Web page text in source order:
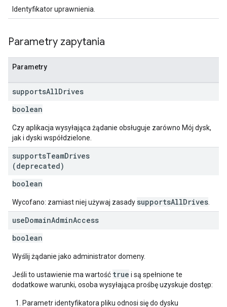
Identyfikator uprawnienia.
Parametry zapytania
Parametry
supportsAllDrives
boolean
Czy aplikacja wysyłająca żądanie obsługuje zarówno Mój dysk,
jak i dyski współdzielone.
supportsTeamDrives
(deprecated)
boolean
Wycofano: zamiast niej używaj zasady supportsAllDrives
useDomainAdminAccess
boolean
Wyślij żądanie jako administrator domeny.
Jeśli to ustawienie ma wartość true i są spełnione te
dodatkowe warunki, osoba wysyłająca prośbę uzyskuje dostęp:
Parametr identyfikatora pliku odnosi się do dysku